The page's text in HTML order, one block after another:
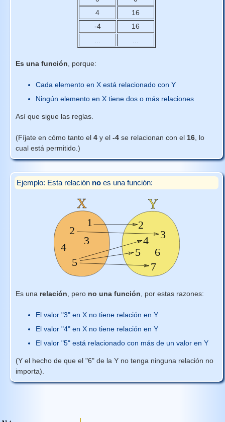
4
16
-4
16
...
...
Es una función, porque:
Cada elemento en X está relacionado con Y
Ningún elemento en X tiene dos o más relaciones
Así que sigue las reglas.
(Fíjate en cómo tanto el 4y el -4se relacionan con el 16, lo
cual está permitido.)
Ejemplo: Esta relación noes una función:
Es una relación , pero no una función , por estas razones:
El valor "3" en X no tiene relación en Y
El valor "4" en X no tiene relación en Y
El valor "5" está relacionado con más de un valor en Y
(Y el hecho de que el "6" de la Y no tenga ninguna relación no
importa).